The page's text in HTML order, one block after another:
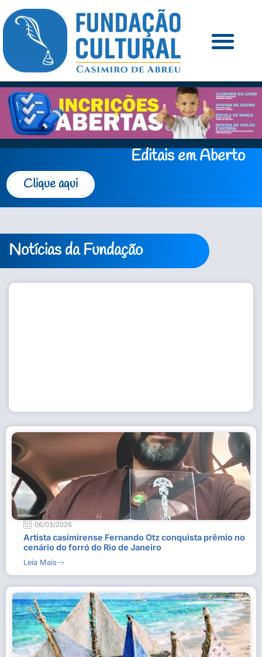
Editais em Aberto
Clique aqui
Notícias da Fundação
06/03/2026
Artista casimirense Fernando Otz conquista prêmio no
cenário do forró do Rio de Janeiro
Leia Mais